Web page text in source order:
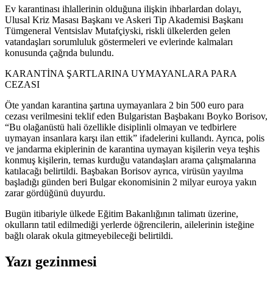
Ev karantinası ihlallerinin olduğuna ilişkin ihbarlardan dolayı,
Ulusal Kriz Masası Başkanı ve Askeri Tip Akademisi Başkanı
Tümgeneral Ventsislav Mutafçiyski, riskli ülkelerden gelen
vatandaşları sorumluluk göstermeleri ve evlerinde kalmaları
konusunda çağrıda bulundu.
KARANTİNA ŞARTLARINA UYMAYANLARA PARA
CEZASI
Öte yandan karantina şartına uymayanlara 2 bin 500 euro para
cezası verilmesini teklif eden Bulgaristan Başbakanı Boyko Borisov,
“Bu olağanüstü hali özellikle disiplinli olmayan ve tedbirlere
uymayan insanlara karşı ilan ettik” ifadelerini kullandı. Ayrıca, polis
ve jandarma ekiplerinin de karantina uymayan kişilerin veya teşhis
konmuş kişilerin, temas kurduğu vatandaşları arama çalışmalarına
katılacağı belirtildi. Başbakan Borisov ayrıca, virüsün yayılma
başladığı günden beri Bulgar ekonomisinin 2 milyar euroya yakın
zarar gördüğünü duyurdu.
Bugün itibariyle ülkede Eğitim Bakanlığının talimatı üzerine,
okulların tatil edilmediği yerlerde öğrencilerin, ailelerinin isteğine
bağlı olarak okula gitmeyebileceği belirtildi.
Yazı gezinmesi